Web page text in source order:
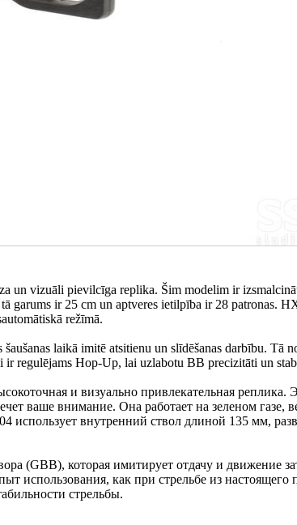
un vizuāli pievilcīga replika. Šim modelim ir
garums ir 25 cm un aptveres ietilpība ir 28 patronas.
režīmā.
laikā imitē atsitienu un slīdēšanas darbību. Tā
regulējams Hop-Up, lai uzlabotu BB precizitāti un
и визуально привлекательная реплика.
ваше внимание. Она работает на зеленом газе,
использует внутренний ствол длиной 135 мм,
(GBB), которая имитирует отдачу и движение
использования, как при стрельбе из настоящего
стрельбы.